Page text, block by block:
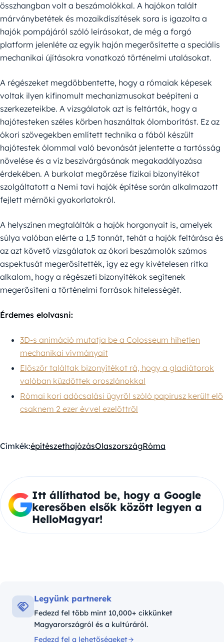
összhangban volt a beszámolókkal. A hajókon talált
márványbetétek és mozaikdíszítések sora is igazolta a
hajók pompájáról szóló leírásokat, de még a forgó
platform jelenléte az egyik hajón megerősítette a speciális
mechanikai újításokra vonatkozó történelmi utalásokat.
A régészeket megdöbbentette, hogy a rómaiak képesek
voltak ilyen kifinomult mechanizmusokat beépíteni a
szerkezeteikbe. A vizsgálatok azt is feltárták, hogy a
hajótesteken széles körben használtak ólomborítást. Ez az
ókori szövegekben említett technika a fából készült
hajótestek ólommal való bevonását jelentette a tartósság
növelése és a víz beszivárgásának megakadályozása
érdekében. A burkolat megőrzése fizikai bizonyítékot
szolgáltatott a Nemi tavi hajók építése során alkalmazott
fejlett mérnöki gyakorlatokról.
A helyszínen megtalálták a hajók horgonyait is, amelyek
súlya valóban elérte a 1,5 tonnát, tehát a hajók feltárása és
az azt követő vizsgálatok az ókori beszámolók számos
aspektusát megerősítették, így ez egy kivételesen ritka
alkalom, hogy a régészeti bizonyítékok segítenek
megerősíteni a történelmi források hitelességét.
Érdemes elolvasni:
3D-s animáció mutatja be a Colosseum hihetlen
mechanikai vívmányait
Először találtak bizonyítékot rá, hogy a gladiátorok
valóban küzdöttek oroszlánokkal
Római kori adócsalási ügyről szóló papirusz került elő
csaknem 2 ezer évvel ezelőttről
Címkék:építészethajózásOlaszországRóma
Itt állíthatod be, hogy a Google
keresőben elsők között legyen a
HelloMagyar!
Legyünk partnerek
Fedezd fel több mint 10,000+ cikkünket
Magyarországról és a kultúráról.
Fedezd fel a lehetőségeket